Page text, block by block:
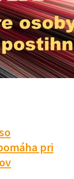
pri